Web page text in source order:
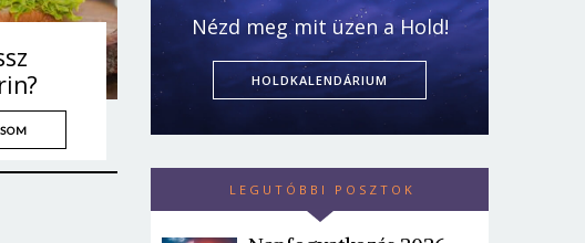
Nézd meg mit üzen a Hold!
HOLDKALENDÁRIUM
LEGUTÓBBI POSZTOK